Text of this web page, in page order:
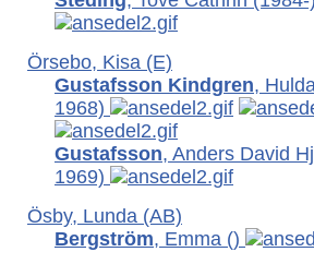
Örsebo, Kisa (E)
Gustafsson Kindgren,
1968)
Gustafsson, Anders David
1969)
Ösby, Lunda (AB)
Bergström, Emma ()